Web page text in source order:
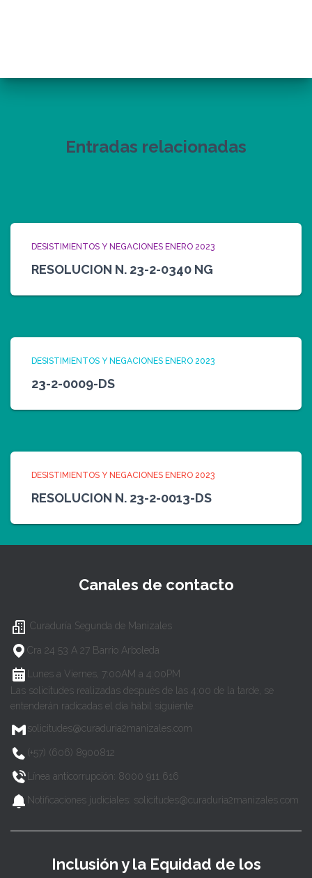
Entradas relacionadas
DESISTIMIENTOS Y NEGACIONES ENERO 2023
RESOLUCION N. 23-2-0340 NG
DESISTIMIENTOS Y NEGACIONES ENERO 2023
23-2-0009-DS
DESISTIMIENTOS Y NEGACIONES ENERO 2023
RESOLUCION N. 23-2-0013-DS
Canales de contacto
Curaduría Segunda de Manizales
Cra 24 53 A 27 Barrio Arboleda
Lunes a Viernes, 7:00AM a 4:00PM
Las solicitudes realizadas después de las 4:00 de la tarde, se
entenderán radicadas el día hábil siguiente.
solicitudes@curaduria2manizales.com
(+57) (606) 8900812
Línea anticorrupción: 8000 911 616
Notificaciones judiciales: solicitudes@curaduria2manizales.com
Inclusión y la Equidad de los